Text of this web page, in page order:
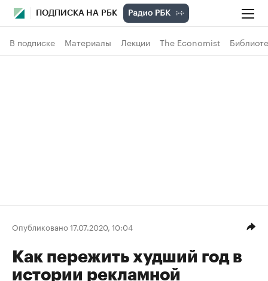
ПОДПИСКА НА РБК
В подписке Материалы Лекции The Economist
Опубликовано 17.07.2020, 10:04
Как пережить худший год в
истории рекламной